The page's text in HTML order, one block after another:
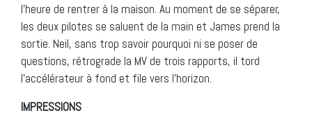
l’heure de rentrer à la maison. Au moment de se séparer,
les deux pilotes se saluent de la main et James prend la
sortie. Neil, sans trop savoir pourquoi ni se poser de
questions, rétrograde la MV de trois rapports, il tord
l’accélérateur à fond et file vers l’horizon.
IMPRESSIONS